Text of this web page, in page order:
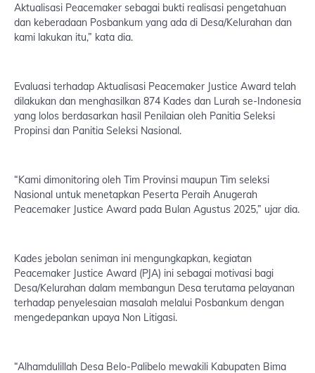
Aktualisasi Peacemaker sebagai bukti realisasi pengetahuan
dan keberadaan Posbankum yang ada di Desa/Kelurahan dan
kami lakukan itu,” kata dia.
Evaluasi terhadap Aktualisasi Peacemaker Justice Award telah
dilakukan dan menghasilkan 874 Kades dan Lurah se-Indonesia
yang lolos berdasarkan hasil Penilaian oleh Panitia Seleksi
Propinsi dan Panitia Seleksi Nasional.
“Kami dimonitoring oleh Tim Provinsi maupun Tim seleksi
Nasional untuk menetapkan Peserta Peraih Anugerah
Peacemaker Justice Award pada Bulan Agustus 2025,” ujar dia.
Kades jebolan seniman ini mengungkapkan, kegiatan
Peacemaker Justice Award (PJA) ini sebagai motivasi bagi
Desa/Kelurahan dalam membangun Desa terutama pelayanan
terhadap penyelesaian masalah melalui Posbankum dengan
mengedepankan upaya Non Litigasi.
“Alhamdulillah Desa Belo-Palibelo mewakili Kabupaten Bima